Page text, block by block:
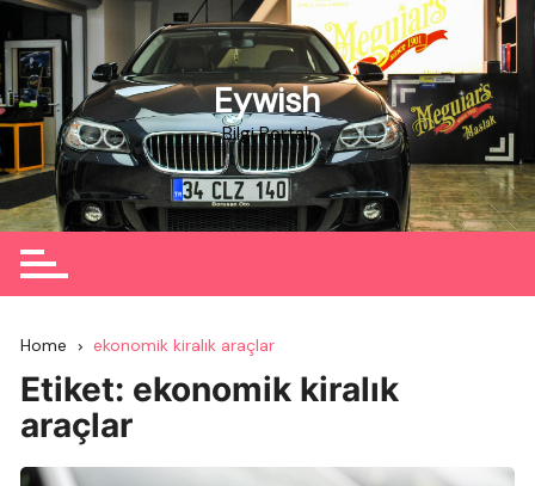
Skip
to
content
Eywish
Bilgi Portalı
Home ekonomik kiralık araçlar
Etiket: ekonomik kiralık
araçlar